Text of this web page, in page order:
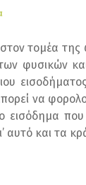
τομέα
φυσικών
να
εισόδημα
αυτό και τα